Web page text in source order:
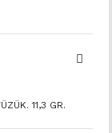
11,3 GR.